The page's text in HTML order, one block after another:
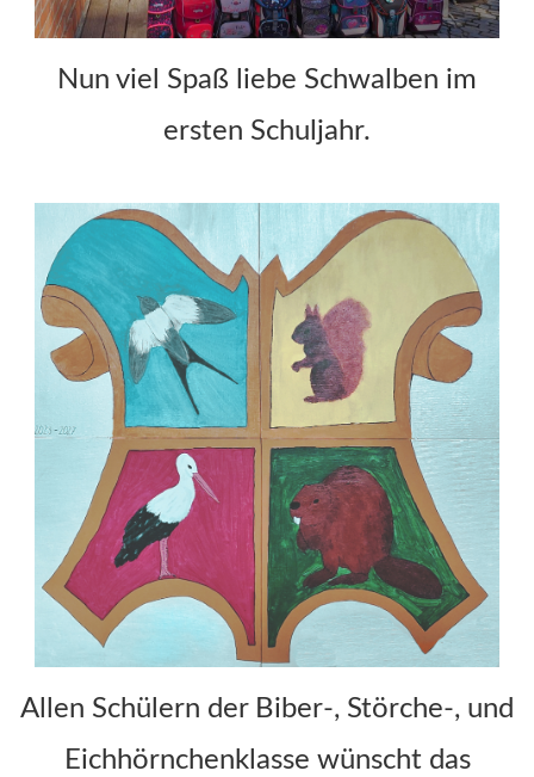
Nun viel Spaß liebe Schwalben im
ersten Schuljahr.
Allen Schülern der Biber-, Störche-, und
Eichhörnchenklasse wünscht das